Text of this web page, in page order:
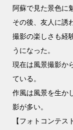
阿蘇で見た景色に
その後、友人に誘
撮影の楽しさも経
うになった。
現在は風景撮影か
ている。
作風は風景を生か
影が多い。
【フォトコンテス